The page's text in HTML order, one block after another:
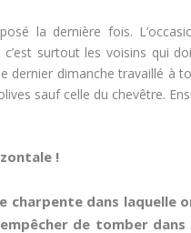
la dernière fois.
surtout les voisins qui
dernier dimanche travaillé à
sauf celle du chevêtre.
!
charpentedans laquelle
de tomber